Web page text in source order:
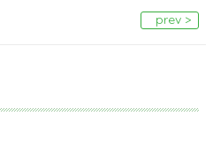
prev >